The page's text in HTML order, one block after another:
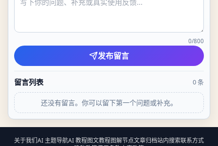
0/800
发布留言
留言列表 0条
还没有留言。你可以留下第一个问题或补充。
关于我们AI 主题导航AI 教程图文教程图解节点文章归档站内搜索联系方式